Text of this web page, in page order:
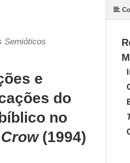
Semióticos
e
do
no
(1994)